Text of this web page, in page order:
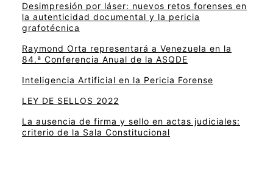
Desimpresión por láser: nuevos retos forenses en
la autenticidad documental y la pericia
grafotécnica
Raymond Orta representará a Venezuela en la
84.ª Conferencia Anual de la ASQDE
Inteligencia Artificial en la Pericia Forense
LEY DE SELLOS 2022
La ausencia de firma y sello en actas judiciales:
criterio de la Sala Constitucional